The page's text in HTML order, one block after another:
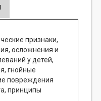
признаки,
осложнения и
у детей,
гнойные
повреждения
принципы